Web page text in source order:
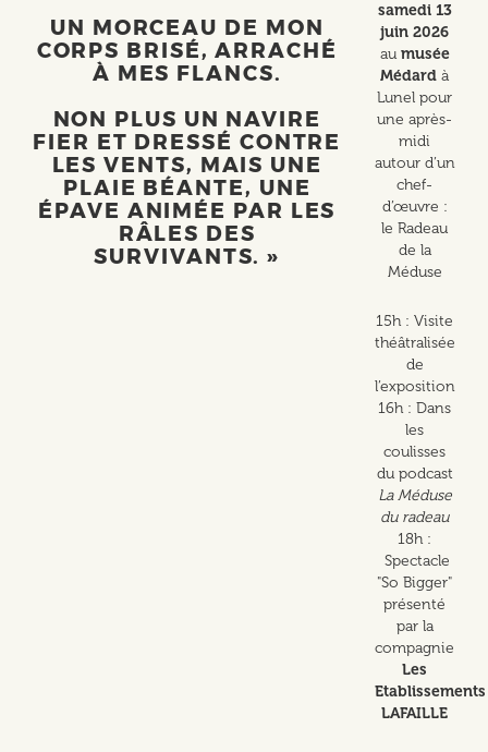
UN MORCEAU DE MON
CORPS BRISÉ, ARRACHÉ
À MES FLANCS.
NON PLUS UN NAVIRE
FIER ET DRESSÉ CONTRE
LES VENTS, MAIS UNE
PLAIE BÉANTE, UNE
ÉPAVE ANIMÉE PAR LES
RÂLES DES
SURVIVANTS. »
samedi 13
juin 2026
aumusée
Médard à
Lunel pour
une après-
midi
autour d’un
chef-
d’œuvre :
le Radeau
de la
Méduse
15h : Visite
théâtralisée
de
l’exposition
16h : Dans
les
coulisses
du podcast
La Méduse
du radeau
18h :
Spectacle
"So Bigger"
présenté
par la
compagnie
Les
Etablissements
LAFAILLE